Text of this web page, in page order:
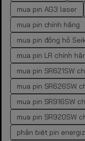
mua pin AG3 laser
mua pin chính hãng
mua pin đồng hồ
mua pin LR chính
mua pin SR621SW
mua pin SR626SW
mua pin SR916SW
mua pin SR920SW
phân biệt pin